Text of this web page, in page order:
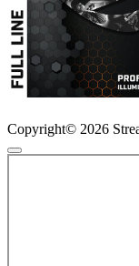
Copyright© 2026